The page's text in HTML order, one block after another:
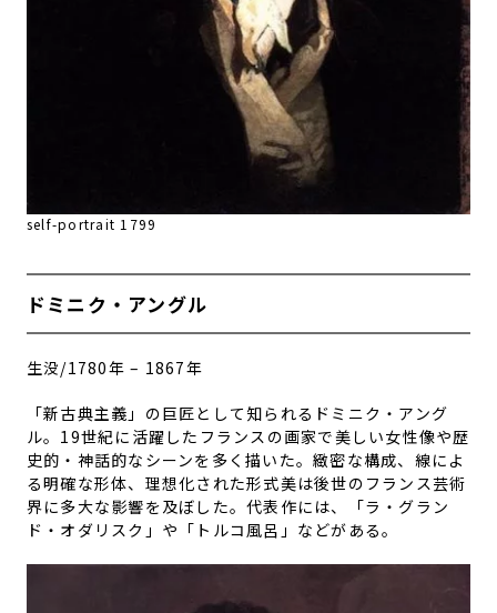
self-portrait 1799
ドミニク・アングル
生没/1780年 – 1867年
「新古典主義」の巨匠として知られるドミニク・アング
ル。19世紀に活躍したフランスの画家で美しい女性像や歴
史的・神話的なシーンを多く描いた。緻密な構成、線によ
る明確な形体、理想化された形式美は後世のフランス芸術
界に多大な影響を及ぼした。代表作には、「ラ・グラン
ド・オダリスク」や「トルコ風呂」などがある。